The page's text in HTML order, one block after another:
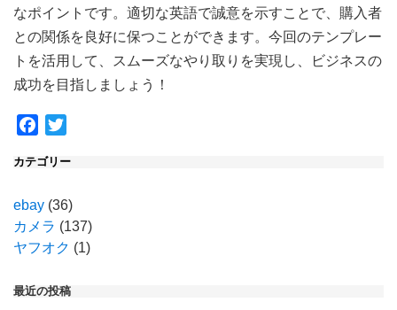
なポイントです。適切な英語で誠意を示すことで、購入者
との関係を良好に保つことができます。今回のテンプレー
トを活用して、スムーズなやり取りを実現し、ビジネスの
成功を目指しましょう！
Facebook
カテゴリー
ebay (36)
カメラ (137)
ヤフオク (1)
最近の投稿